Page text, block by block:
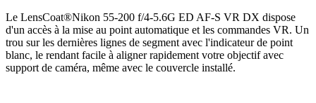
Le LensCoat®Nikon 55-200 f/4-5.6G ED AF-S VR DX dispose
d'un accès à la mise au point automatique et les commandes VR. Un
trou sur les dernières lignes de segment avec l'indicateur de point
blanc, le rendant facile à aligner rapidement votre objectif avec
support de caméra, même avec le couvercle installé.